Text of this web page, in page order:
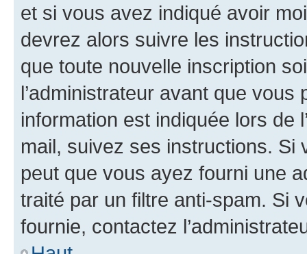
et si vous avez indiqué avoir
devrez alors suivre les
que toute nouvelle inscription
l’administrateur avant que
information est indiquée lors de
mail, suivez ses instructions. Si
peut que vous ayez fourni une
traité par un filtre anti-spam. Si
fournie, contactez